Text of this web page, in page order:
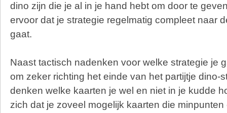
dino zijn die je al in je hand hebt om door te
ervoor dat je strategie regelmatig compleet naar
gaat.
Naast tactisch nadenken voor welke strategie je
om zeker richting het einde van het partijtje dino-
denken welke kaarten je wel en niet in je kudde
zich dat je zoveel mogelijk kaarten die minpunten